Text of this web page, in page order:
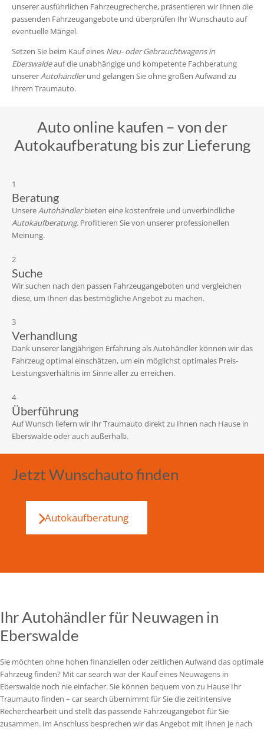
unserer ausführlichen Fahrzeugrecherche, präsentieren wir Ihnen die
passenden Fahrzeugangebote und überprüfen Ihr Wunschauto auf
eventuelle Mängel.
Setzen Sie beim Kauf eines Neu- oder Gebrauchtwagens in
Eberswaldeauf die unabhängige und kompetente Fachberatung
unsererAutohändlerund gelangen Sie ohne großen Aufwand zu
Ihrem Traumauto.
Auto online kaufen – von der
Autokaufberatung bis zur Lieferung
1
Beratung
UnsereAutohändlerbieten eine kostenfreie und unverbindliche
Autokaufberatung. Profitieren Sie von unserer professionellen
Meinung.
2
Suche
Wir suchen nach den passen Fahrzeugangeboten und vergleichen
diese, um Ihnen das bestmögliche Angebot zu machen.
3
Verhandlung
Dank unserer langjährigen Erfahrung als Autohändler können wir das
Fahrzeug optimal einschätzen, um ein möglichst optimales Preis-
Leistungsverhältnis im Sinne aller zu erreichen.
4
Überführung
Auf Wunsch liefern wir Ihr Traumauto direkt zu Ihnen nach Hause in
Eberswalde oder auch außerhalb.
Jetzt Wunschauto finden
Autokaufberatung
Ihr Autohändler für Neuwagen in
Eberswalde
Sie möchten ohne hohen finanziellen oder zeitlichen Aufwand das optimale
Fahrzeug finden? Mit car search war der Kauf eines Neuwagens in
Eberswalde noch nie einfacher. Sie können bequem von zu Hause Ihr
Traumauto finden – car search übernimmt für Sie die zeitintensive
Recherchearbeit und stellt das passende Fahrzeugangebot für Sie
zusammen. Im Anschluss besprechen wir das Angebot mit Ihnen je nach